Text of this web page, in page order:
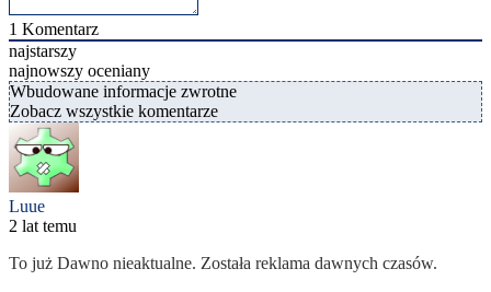
1 Komentarz
najstarszy
najnowszy oceniany
Wbudowane informacje zwrotne
Zobacz wszystkie komentarze
Luue
2 lat temu
To już Dawno nieaktualne. Została reklama dawnych czasów.